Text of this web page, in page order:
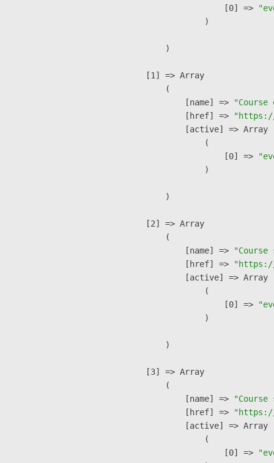
                    [0] =>
                )
        )
    [1] => Array
        (
            [name] =>
            [href] =>
            [active] => Array
                (
                    [0] =>
                )
        )
    [2] => Array
        (
            [name] =>
            [href] =>
            [active] => Array
                (
                    [0] =>
                )
        )
    [3] => Array
        (
            [name] =>
            [href] =>
            [active] => Array
                (
                    [0] =>